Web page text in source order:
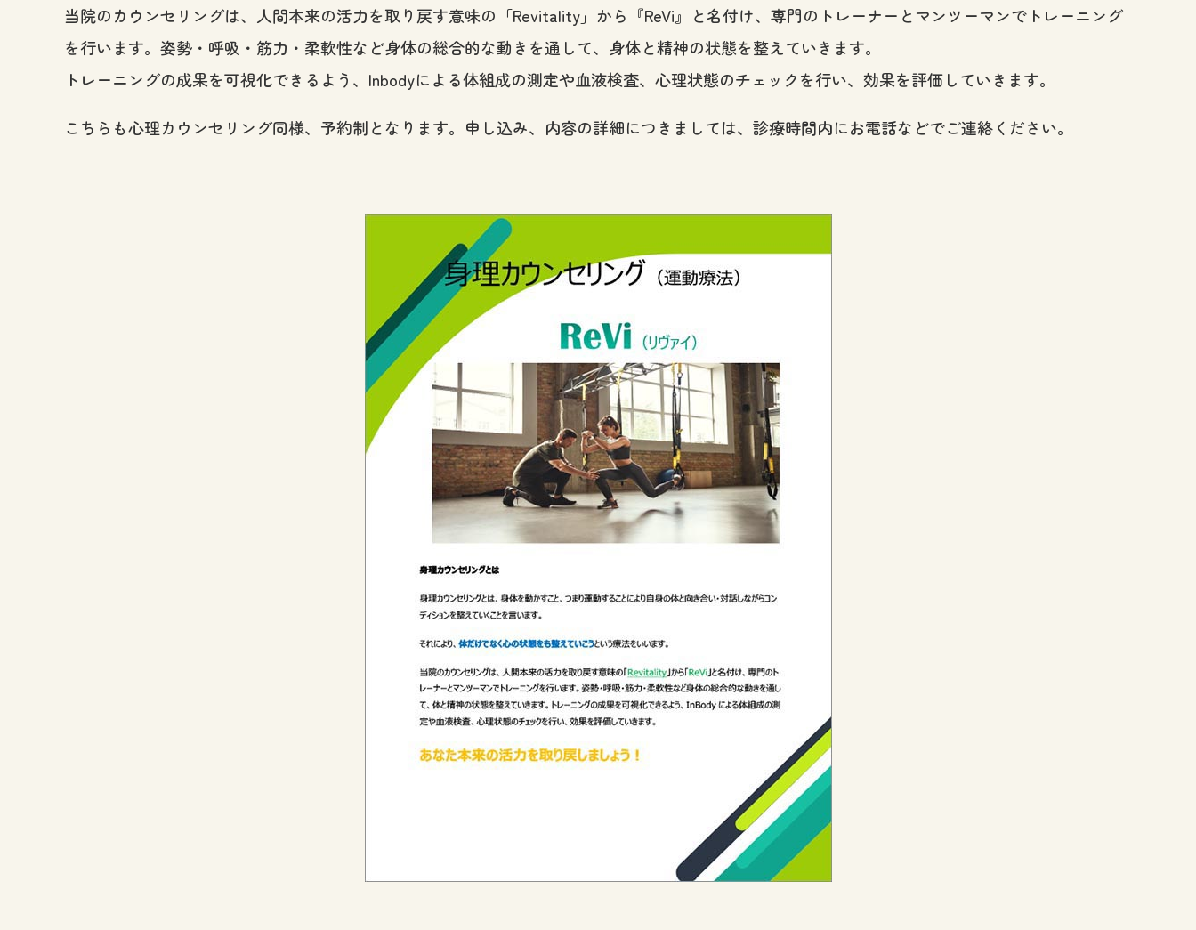
当院のカウンセリングは、人間本来の活力を取り戻す意味の「Revitality」から『ReVi』と名付け、専門のトレーナーとマンツーマンでトレーニング
を行います。姿勢・呼吸・筋力・柔軟性など身体の総合的な動きを通して、身体と精神の状態を整えていきます。
トレーニングの成果を可視化できるよう、Inbodyによる体組成の測定や血液検査、心理状態のチェックを行い、効果を評価していきます。
こちらも心理カウンセリング同様、予約制となります。申し込み、内容の詳細につきましては、診療時間内にお電話などでご連絡ください。